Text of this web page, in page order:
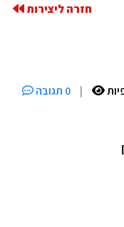
חזרה ליצירות
|
0 תגובה